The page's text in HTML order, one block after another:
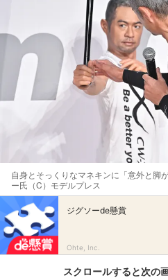
自身とそっくりなマネキンに「意外と脚
ー氏（C）モデルプレス
ジグソーde懸賞
Ohte, Inc.
スクロールすると次の